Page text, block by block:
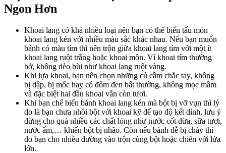
Ngon Hơn
Khoai lang có khá nhiều loại nên bạn có thể biến tấu món
khoai lang kén với nhiều màu sắc khác nhau. Nếu bạn muốn
bánh có màu tím thì nên trộn giữa khoai lang tím với một ít
khoai lang ruột trắng hoặc khoai môn. Vì khoai tím thường
bở, không dẻo bùi như khoai lang ruột vàng.
Khi lựa khoai, bạn nên chọn những củ cầm chắc tay, không
bị dập, bị mốc hay có đốm đen bất thường, không mọc mầm
và đặc biệt hai đầu khoai vẫn còn tươi.
Khi bạn chế biến bánh khoai lang kén mà bột bị vỡ vụn thì lý
do là bạn chưa nhồi bột với khoai kỹ để tạo độ kết dính, lưu ý
đừng cho quá nhiều các chất lỏng như nước cốt dừa, sữa tươi,
nước ấm,… khiến bột bị nhão. Còn nếu bánh dễ bị cháy thì
do bạn cho nhiều đường vào trộn cùng bột hoặc chiên với lửa
lớn.